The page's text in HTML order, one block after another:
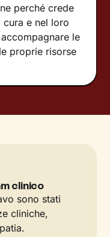
perché crede
e nel loro
le
proprie risorse
clinico
sono stati
cliniche,